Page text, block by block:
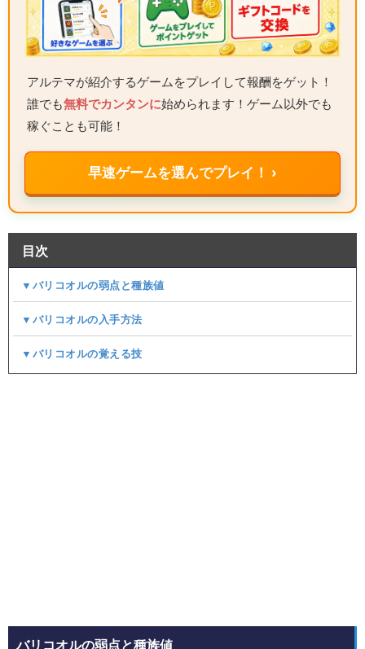
アルテマが紹介するゲームをプレイして報酬をゲット！
誰でも無料でカンタンに始められます！ゲーム以外でも
稼ぐことも可能！
早速ゲームを選んでプレイ！ ›
目次
▼バリコオルの弱点と種族値
▼バリコオルの入手方法
▼バリコオルの覚える技
バリコオルの弱点と種族値